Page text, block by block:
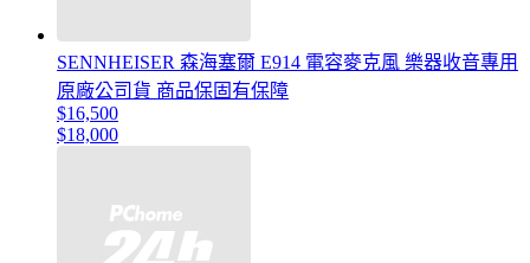
SENNHEISER 森海塞爾 E914 電容麥克風 樂器收音專用
原廠公司貨 商品保固有保障
$16,500
$18,000